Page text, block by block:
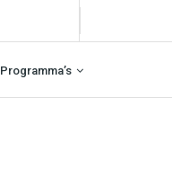
Programma’s